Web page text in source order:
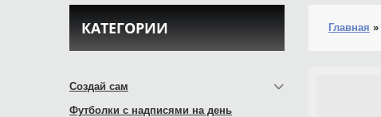
Главная »
КАТЕГОРИИ
Создай сам
Футболки с надписями на день